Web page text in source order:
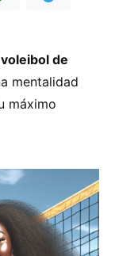
de
mentalidad
máximo